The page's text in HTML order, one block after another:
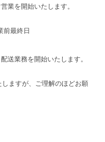
を開始いたします。
前最終日
業務を開始いたします。
ますが、ご理解のほどお願